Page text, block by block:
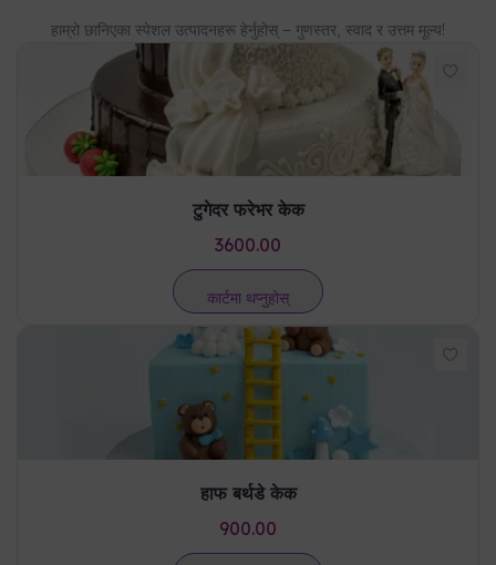
हाम्रो छानिएका स्पेशल उत्पादनहरू हेर्नुहोस् – गुणस्तर, स्वाद र उत्तम मूल्य!
टुगेदर फरेभर केक
3600.00
कार्टमा थप्नुहोस्
हाफ बर्थडे केक
900.00